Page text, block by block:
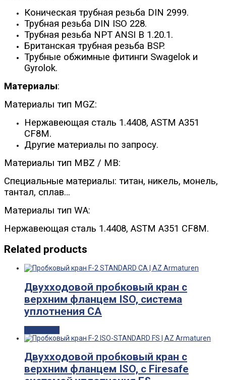
Коническая трубная резьба DIN 2999.
Трубная резьба DIN ISO 228.
Трубная резьба NPT ANSI B 1.20.1.
Британская трубная резьба BSP.
Трубные обжимные фитинги Swagelok и
Gyrolok.
Материалы:
Материалы тип MGZ:
Нержавеющая сталь 1.4408, ASTM A351
CF8M.
Другие материалы по запросу.
Материалы тип MBZ / MB:
Специальные материалы: титан, никель, монель,
тантал, сплав…
Материалы тип WA:
Нержавеющая сталь 1.4408, ASTM A351 CF8M.
Related products
Двухходовой пробковый кран с
верхним фланцем ISO, система
уплотнения CA
Двухходовой пробковый кран с
верхним фланцем ISO, с Firesafe